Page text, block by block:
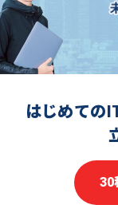
はじめての
30